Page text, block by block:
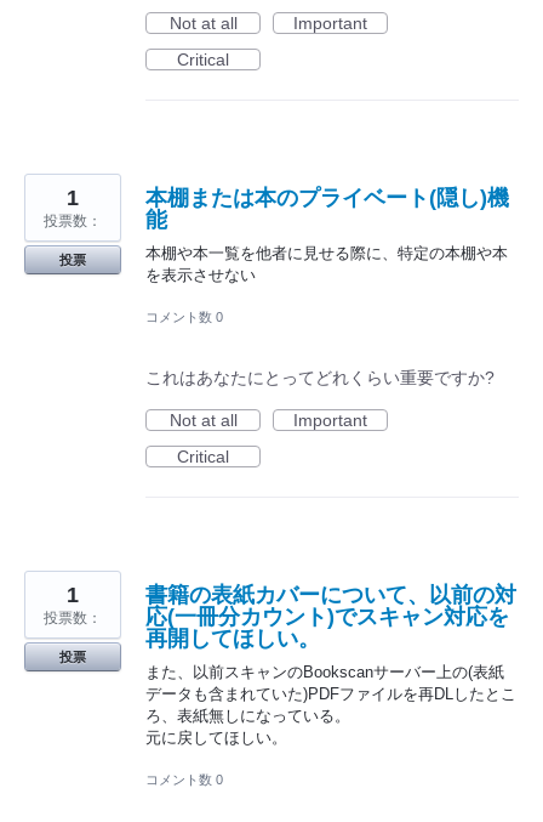
Not at all
Important
Critical
本棚または本のプライベート(隠し)機
能
本棚や本一覧を他者に見せる際に、特定の本棚や本
を表示させない
1
投票数：
投票
コメント数 0
これはあなたにとってどれくらい重要ですか?
Not at all
Important
Critical
書籍の表紙カバーについて、以前の対
応(一冊分カウント)でスキャン対応を
再開してほしい。
また、以前スキャンのBookscanサーバー上の(表紙
データも含まれていた)PDFファイルを再DLしたとこ
ろ、表紙無しになっている。
元に戻してほしい。
1
投票数：
投票
コメント数 0